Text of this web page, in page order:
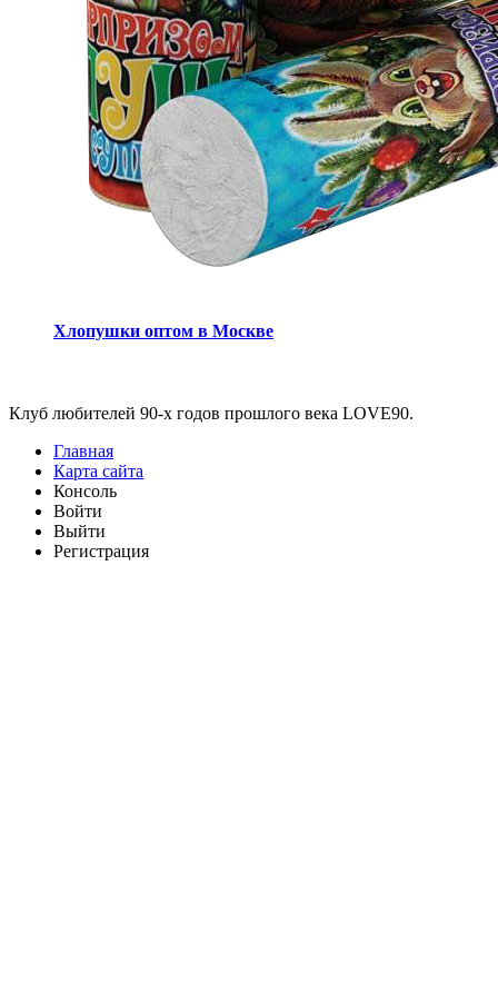
Хлопушки оптом в Москве
Клуб любителей 90-х годов прошлого века LOVE90.
Главная
Карта сайта
Консоль
Войти
Выйти
Регистрация